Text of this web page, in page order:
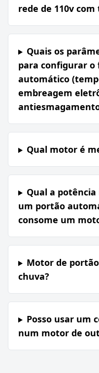
rede de 110v
Quais os
para configurar o
automático
embreagem
Qual motor é
Qual a
um portão
consome um
Motor de
chuva?
Posso usar um
num motor de